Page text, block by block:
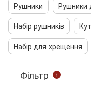
Рушники Рушники
Набір рушників
Набір для хрещення
Фільтр 1